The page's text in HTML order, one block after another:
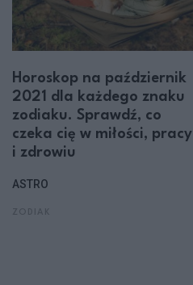
Horoskop na październik
2021 dla każdego znaku
zodiaku. Sprawdź, co
czeka cię w miłości, pracy
i zdrowiu
ASTRO